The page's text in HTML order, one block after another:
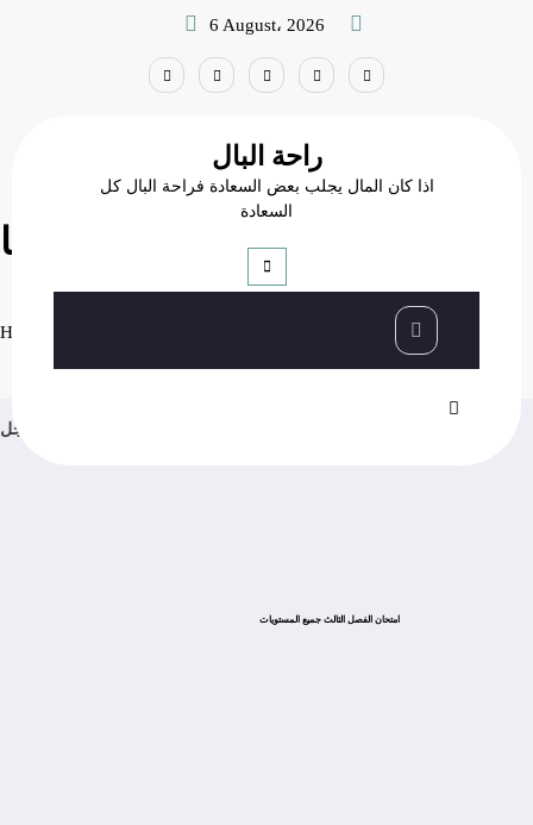
6 August، 2026
راحة البال
اذا كان المال يجلب بعض السعادة فراحة البال كل
السعادة
اجعلي زوجك مبتسما
Home
عاجل
امتحان الفصل الثالث جميع المستويات